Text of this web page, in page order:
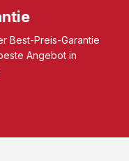
Best-Preis-Garantie
Angebot in